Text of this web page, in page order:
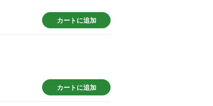
カートに追加
カートに追加